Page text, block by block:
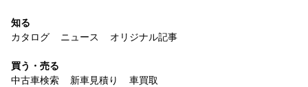
知る
カタログ
ニュース オリジナル記事
買う・売る
中古車検索
新車見積り 車買取